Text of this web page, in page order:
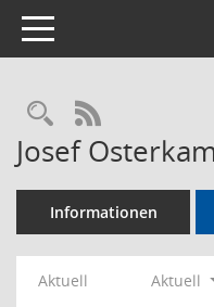
Toggle navigation
RSS-Feed
Josef
Informationen
Aktuell
Aktuell